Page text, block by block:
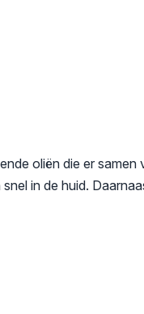
oliën die er
in de huid.